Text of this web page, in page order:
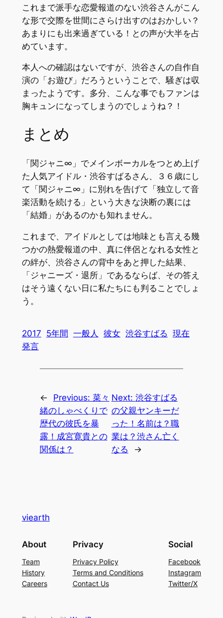
これまで派手な恋愛報道のない渋谷さんがこん
な形で交際を世間にさらけ出すのはおかしい？
あまりにも出来過ぎている！との声が大半を占
めています。
本人への確認はないですが、渋谷さんの自作自
演の「お遊び」だろうということで、騒ぎは収
まったようです。多分、こんな事でもファンは
胸キュンになってしまうのでしょうね？！
まとめ
「関ジャニ∞」でメインボーカルをつとめ上げ
た人気アイドル・渋谷すばるさん、３６歳にし
て「関ジャニ∞」に別れを告げて「独立して音
楽活動を続ける」という大きな決断の裏には
「結婚」があるのかも知れません。
これまで、アイドルとしては地味とも言える幾
つかの熱愛報道の中、真に伴侶となれる女性と
の絆が、渋谷さんの背中をあと押した結果、
「ジャニーズ・退所」であるならば、その答え
はそう遠くない日に私たちにも判ることでしょ
う。
2017 5年間 一般人 彼女 渋谷すばる 現在
発言
← Previous: 菜々
緒のしゃべくりで
歴代の彼氏を暴
露！成宮寛貴との
関係は？
Next: 渋谷すばる
の父親ヤンキーだ
った！名前は？職
業は？渋さん亡く
なる
→
viearth
About
Team
History
Careers
Privacy
Privacy Policy
Terms and Conditions
Contact Us
Social
Facebook
Instagram
Twitter/X